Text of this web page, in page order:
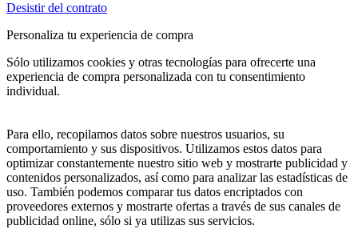
Desistir del contrato
Personaliza tu experiencia de compra
Sólo utilizamos cookies y otras tecnologías para ofrecerte una
experiencia de compra personalizada con tu consentimiento
individual.
Para ello, recopilamos datos sobre nuestros usuarios, su
comportamiento y sus dispositivos. Utilizamos estos datos para
optimizar constantemente nuestro sitio web y mostrarte publicidad y
contenidos personalizados, así como para analizar las estadísticas de
uso. También podemos comparar tus datos encriptados con
proveedores externos y mostrarte ofertas a través de sus canales de
publicidad online, sólo si ya utilizas sus servicios.